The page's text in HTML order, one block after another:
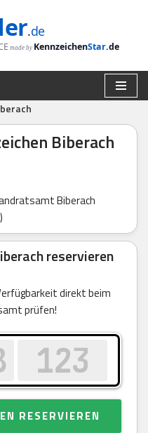
.de
made by KennzeichenStar.de
Biberach
Biberach
reservieren
direkt beim
prüfen!
RESERVIEREN